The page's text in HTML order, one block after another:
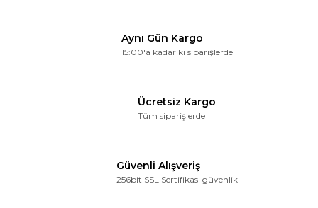
Aynı Gün Kargo
15:00'a kadar ki siparişlerde
Ücretsiz Kargo
Tüm siparişlerde
Güvenli Alışveriş
256bit SSL Sertifikası güvenlik